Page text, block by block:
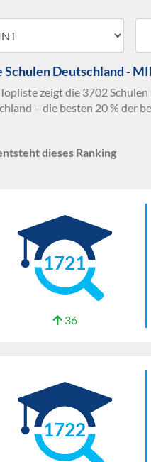
Schulen Deutschland -
zeigt die 3702
– die besten 20 % der
dieses Ranking
1721
36
1722